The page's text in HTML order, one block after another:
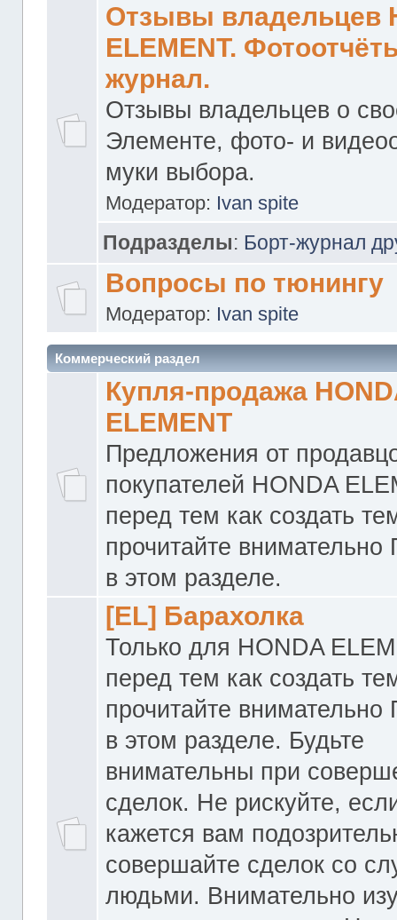
Отзывы владельцев
ELEMENT.
журнал.
Отзывы владельцев о
Элементе, фото- и
муки выбора.
Модератор: Ivan spite
Подразделы: Борт-журнал
Вопросы по тюнингу
Модератор: Ivan spite
Коммерческий раздел
Купля-продажа
ELEMENT
Предложения от
покупателей HONDA
перед тем как создать
прочитайте
в этом разделе.
[EL] Барахолка
Только для HONDA
перед тем как создать
прочитайте
в этом разделе. Будьте
внимательны при
сделок. Не рискуйте,
кажется вам
совершайте сделок со
людьми. Внимательно